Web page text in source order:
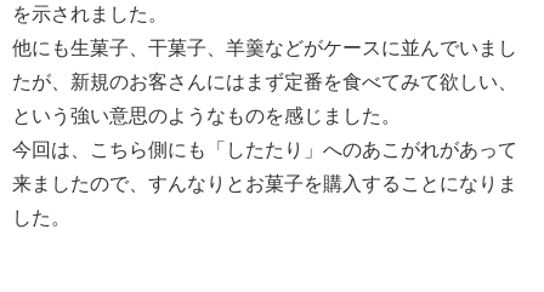
を示されました。
他にも生菓子、干菓子、羊羹などがケースに並んでいまし
たが、新規のお客さんにはまず定番を食べてみて欲しい、
という強い意思のようなものを感じました。
今回は、こちら側にも「したたり」へのあこがれがあって
来ましたので、すんなりとお菓子を購入することになりま
した。